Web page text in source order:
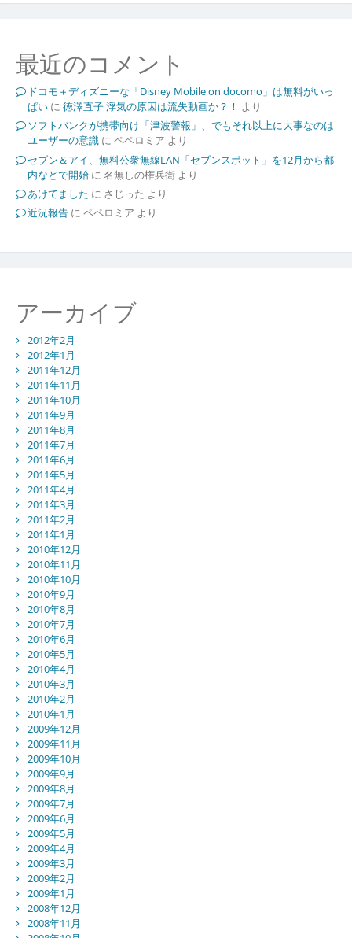
最近のコメント
ドコモ＋ディズニーな「Disney Mobile on docomo」は無料がいっ
ぱいに 徳澤直子 浮気の原因は流失動画か？！ より
ソフトバンクが携帯向け「津波警報」、でもそれ以上に大事なのは
ユーザーの意識に ペペロミア より
セブン＆アイ、無料公衆無線LAN「セブンスポット」を12月から都
内などで開始に 名無しの権兵衛より
あけてました に さじった より
近況報告に ペペロミア より
アーカイブ
2012年2月
2012年1月
2011年12月
2011年11月
2011年10月
2011年9月
2011年8月
2011年7月
2011年6月
2011年5月
2011年4月
2011年3月
2011年2月
2011年1月
2010年12月
2010年11月
2010年10月
2010年9月
2010年8月
2010年7月
2010年6月
2010年5月
2010年4月
2010年3月
2010年2月
2010年1月
2009年12月
2009年11月
2009年10月
2009年9月
2009年8月
2009年7月
2009年6月
2009年5月
2009年4月
2009年3月
2009年2月
2009年1月
2008年12月
2008年11月